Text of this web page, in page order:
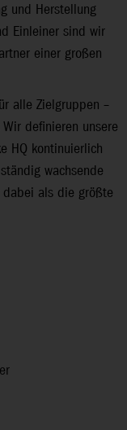
und Herstellung
Einleiner sind wir
einer großen
alle Zielgruppen –
definieren unsere
HQ kontinuierlich
wachsende
dabei als die größte